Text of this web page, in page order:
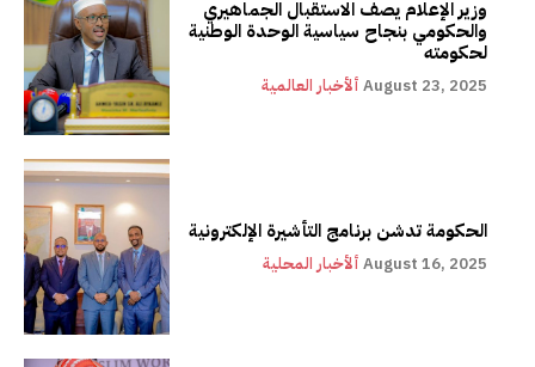
وزير الإعلام يصف الاستقبال الجماهيري
والحكومي بنجاح سياسية الوحدة الوطنية
لحكومته
ألأخبار العالمية August 23, 2025
الحكومة تدشن برنامج التأشيرة الإلكترونية
ألأخبار المحلية August 16, 2025